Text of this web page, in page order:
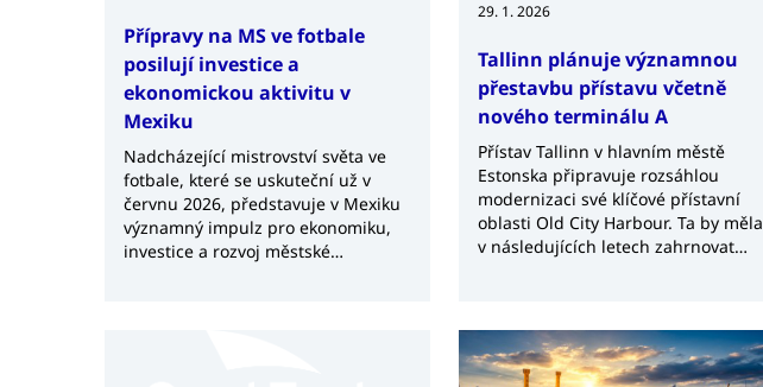
Přípravy na MS ve fotbale
posilují investice a
ekonomickou aktivitu v
Mexiku
Nadcházející mistrovství světa ve
fotbale, které se uskuteční už v
červnu 2026, představuje v Mexiku
významný impulz pro ekonomiku,
investice a rozvoj městské
29. 1. 2026
Tallinn plánuje významnou
přestavbu přístavu včetně
nového terminálu A
Přístav Tallinn v hlavním městě
Estonska připravuje rozsáhlou
modernizaci své klíčové přístavní
oblasti Old City Harbour. Ta by měla
v následujících letech zahrnovat
přilehlém okolí.